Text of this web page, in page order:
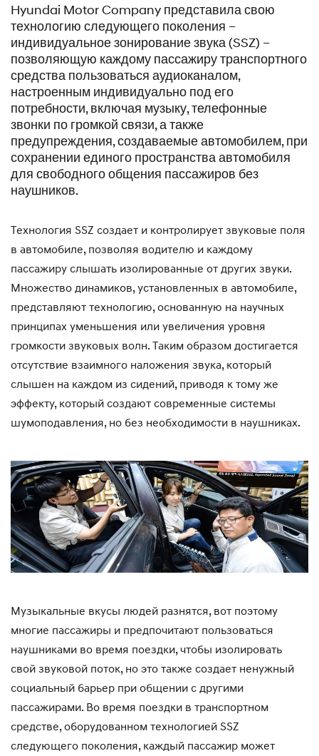
Hyundai Motor Company представила свою
технологию следующего поколения –
индивидуальное зонирование звука (SSZ) –
позволяющую каждому пассажиру транспортного
средства пользоваться аудиоканалом,
настроенным индивидуально под его
потребности, включая музыку, телефонные
звонки по громкой связи, а также
предупреждения, создаваемые автомобилем, при
сохранении единого пространства автомобиля
для свободного общения пассажиров без
наушников.
Технология SSZ создает и контролирует звуковые поля
в автомобиле, позволяя водителю и каждому
пассажиру слышать изолированные от других звуки.
Множество динамиков, установленных в автомобиле,
представляют технологию, основанную на научных
принципах уменьшения или увеличения уровня
громкости звуковых волн. Таким образом достигается
отсутствие взаимного наложения звука, который
слышен на каждом из сидений, приводя к тому же
эффекту, который создают современные системы
шумоподавления, но без необходимости в наушниках.
Музыкальные вкусы людей разнятся, вот поэтому
многие пассажиры и предпочитают пользоваться
наушниками во время поездки, чтобы изолировать
свой звуковой поток, но это также создает ненужный
социальный барьер при общении с другими
пассажирами. Во время поездки в транспортном
средстве, оборудованном технологией SSZ
следующего поколения, каждый пассажир может